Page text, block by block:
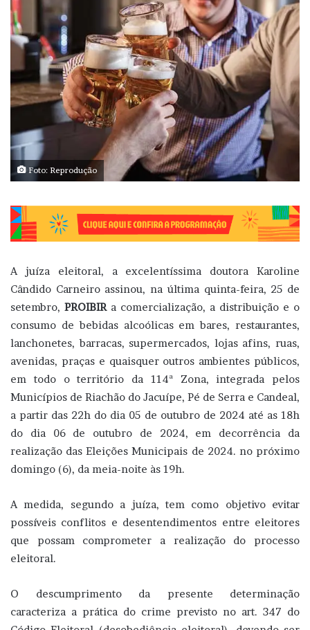
Foto: Reprodução
A juíza eleitoral, a excelentíssima doutora Karoline
Cândido Carneiro assinou, na última quinta-feira, 25 de
setembro, PROIBIRa comercialização, a distribuição e o
consumo de bebidas alcoólicas em bares, restaurantes,
lanchonetes, barracas, supermercados, lojas afins, ruas,
avenidas, praças e quaisquer outros ambientes públicos,
em todo o território da 114ª Zona, integrada pelos
Municípios de Riachão do Jacuípe, Pé de Serra e Candeal,
a partir das 22h do dia 05 de outubro de 2024 até as 18h
do dia 06 de outubro de 2024, em decorrência da
realização das Eleições Municipais de 2024. no próximo
domingo (6), da meia-noite às 19h.
A medida, segundo a juíza, tem como objetivo evitar
possíveis conflitos e desentendimentos entre eleitores
que possam comprometer a realização do processo
eleitoral.
O descumprimento da presente determinação
caracteriza a prática do crime previsto no art. 347 do